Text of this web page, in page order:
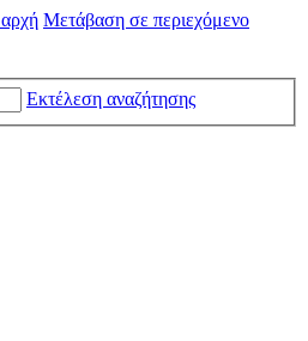
αρχή Μετάβαση σε περιεχόμενο
Εκτέλεση αναζήτησης